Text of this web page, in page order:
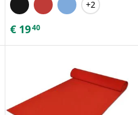
+2
€ 1940